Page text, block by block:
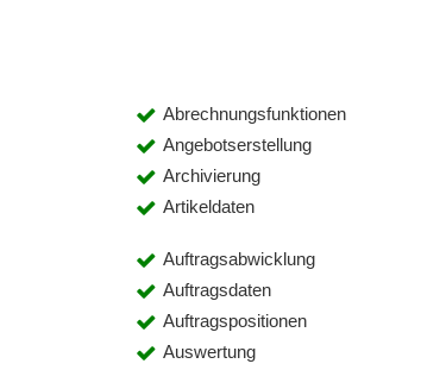
Abrechnungsfunktionen
Angebotserstellung
Archivierung
Artikeldaten
Auftragsabwicklung
Auftragsdaten
Auftragspositionen
Auswertung